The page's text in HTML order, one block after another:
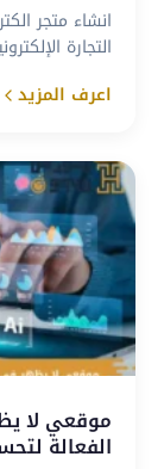
انشاء متجر
التجارة
اعرف المزيد
موقعي لا
الفعالة